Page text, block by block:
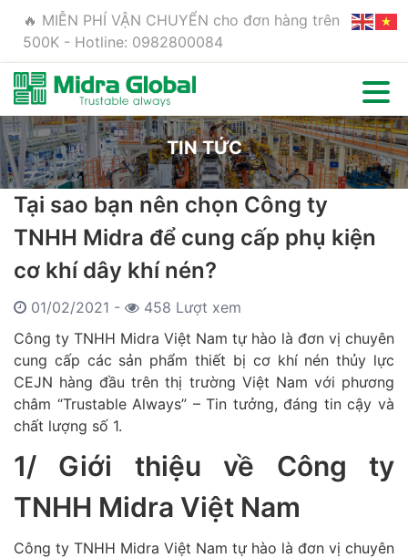
🔥 MIỄN PHÍ VẬN CHUYỂN cho đơn hàng trên
500K - Hotline: 0982800084
TIN TỨC
Tại sao bạn nên chọn Công ty
TNHH Midra để cung cấp phụ kiện
cơ khí dây khí nén?
01/02/2021 -
458 Lượt xem
Công ty TNHH Midra Việt Nam tự hào là đơn vị chuyên
cung cấp các sản phẩm thiết bị cơ khí nén thủy lực
CEJN hàng đầu trên thị trường Việt Nam với phương
châm “Trustable Always” – Tin tưởng, đáng tin cậy và
chất lượng số 1.
1/ Giới thiệu về Công ty
TNHH Midra Việt Nam
Công ty TNHH Midra Việt Nam tự hào là đơn vị chuyên